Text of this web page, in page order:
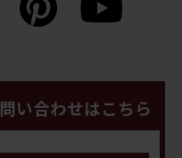
い合わせはこちら